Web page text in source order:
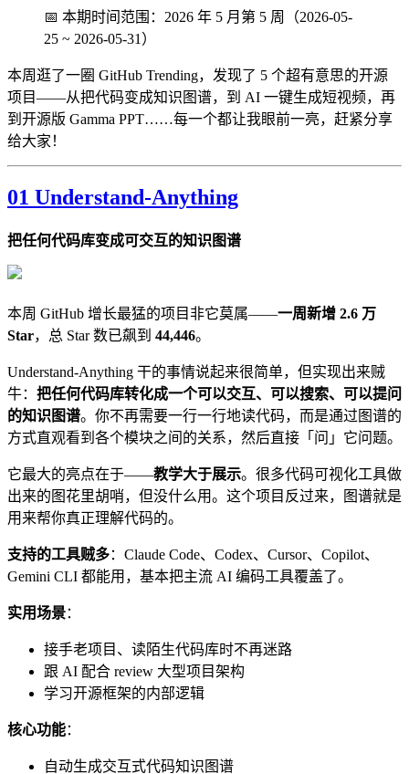
📅 本期时间范围：2026 年 5 月第 5 周（2026-05-
25 ~ 2026-05-31）
本周逛了一圈 GitHub Trending，发现了 5 个超有意思的开源
项目——从把代码变成知识图谱，到 AI 一键生成短视频，再
到开源版 Gamma PPT……每一个都让我眼前一亮，赶紧分享
给大家！
01 Understand-Anything
把任何代码库变成可交互的知识图谱
本周 GitHub 增长最猛的项目非它莫属——一周新增 2.6 万
Star，总 Star 数已飙到 44,446。
Understand-Anything 干的事情说起来很简单，但实现出来贼
牛： 把任何代码库转化成一个可以交互、可以搜索、可以提问
的知识图谱。你不再需要一行一行地读代码，而是通过图谱的
方式直观看到各个模块之间的关系，然后直接「问」它问题。
它最大的亮点在于——教学大于展示。很多代码可视化工具做
出来的图花里胡哨，但没什么用。这个项目反过来，图谱就是
用来帮你真正理解代码的。
支持的工具贼多：Claude Code、Codex、Cursor、Copilot、
Gemini CLI 都能用，基本把主流 AI 编码工具覆盖了。
实用场景：
接手老项目、读陌生代码库时不再迷路
跟 AI 配合 review 大型项目架构
学习开源框架的内部逻辑
核心功能：
自动生成交互式代码知识图谱